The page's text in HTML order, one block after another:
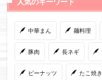
中華まん 麺料理
豚肉 長ネギ
ピーナッツ たこ焼き